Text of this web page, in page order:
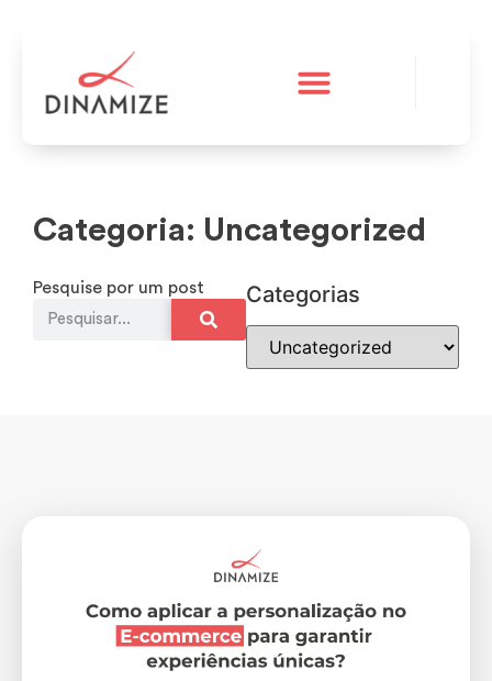
Categoria: Uncategorized
Pesquise por um post Categorias